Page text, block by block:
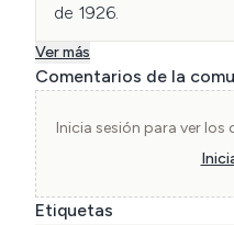
de 1926.
Ver más
Comentarios de la
Inicia sesión para ver
Etiquetas